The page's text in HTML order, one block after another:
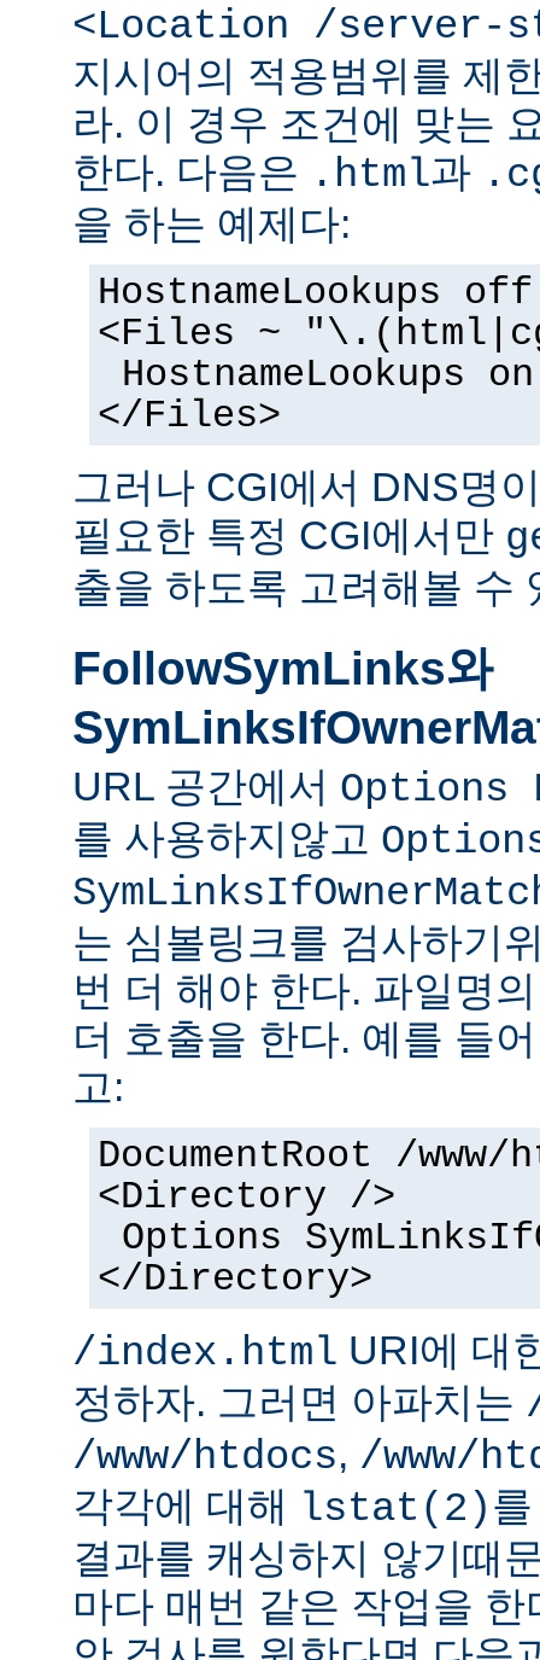
<Location /server-
지시어의 적용범위를 제
라. 이 경우 조건에 맞는
한다. 다음은 .html과
을 하는 예제다:
HostnameLookups off
<Files ~
HostnameLookups on
</Files>
그러나 CGI에서 DNS명
필요한 특정 CGI에서만
출을 하도록 고려해볼 수
FollowSymLinks와
URL 공간에서 Options
를 사용하지않고
는 심볼링크를 검사하기
번 더 해야 한다. 파일명
더 호출을 한다. 예를 들
고:
DocumentRoot /www/
<Directory />
Options
</Directory>
/index.html URI에 대
정하자. 그러면 아파치는
/www/htdocs, /www/
각각에 대해
lstat(2)
결과를 캐싱하지 않기때
마다 매번 같은 작업을